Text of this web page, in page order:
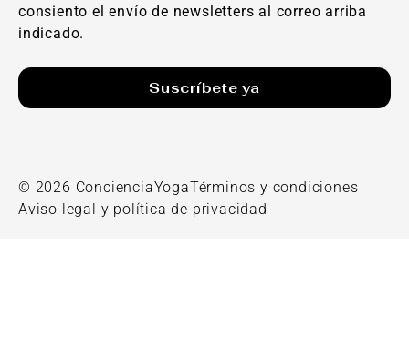
consiento el envío de newsletters al correo arriba
indicado.
Suscríbete ya
© 2026 ConcienciaYogaTérminos y condiciones
Aviso legal y política de privacidad